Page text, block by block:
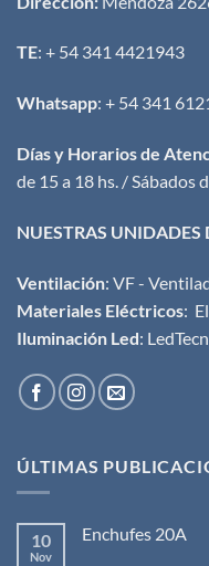
TE: + 54 341 4421943
Whatsapp: + 54 341
Días y Horarios de
de 15 a 18 hs. / Sábados
NUESTRAS UNIDADES
Ventilación: VF -
Materiales Eléctricos:
Iluminación Led:
ÚLTIMAS
10
Nov
Enchufes 20A